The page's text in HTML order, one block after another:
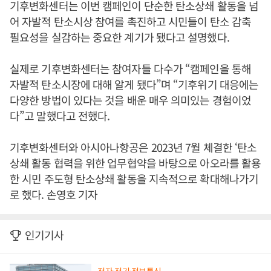
기후변화센터는 이번 캠페인이 단순한 탄소상쇄 활동을 넘
어 자발적 탄소시상 참여를 촉진하고 시민들이 탄소 감축
필요성을 실감하는 중요한 계기가 됐다고 설명했다.
실제로 기후변화센터는 참여자들 다수가 “캠페인을 통해
자발적 탄소시장에 대해 알게 됐다”며 “기후위기 대응에는
다양한 방법이 있다는 것을 배운 매우 의미있는 경험이었
다”고 말했다고 전했다.
기후변화센터와 아시아나항공은 2023년 7월 체결한 ‘탄소
상쇄 활동 협력을 위한 업무협약을 바탕으로 아오라를 활용
한 시민 주도형 탄소상쇄 활동을 지속적으로 확대해나가기
로 했다. 손영호 기자
인기기사